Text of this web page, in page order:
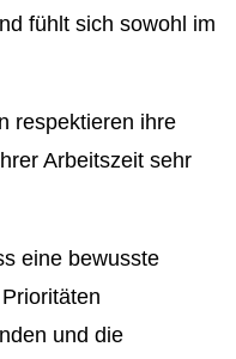
fühlt sich sowohl im
respektieren ihre
Arbeitszeit sehr
eine bewusste
und die